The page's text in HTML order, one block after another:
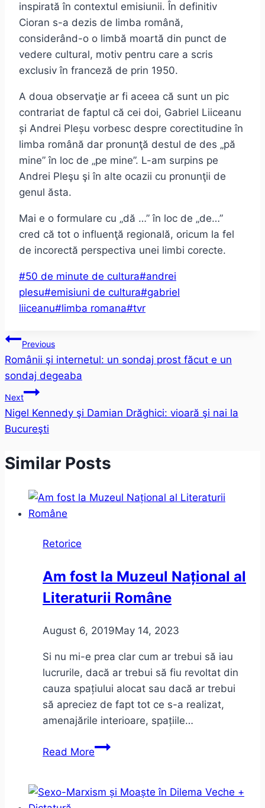
inspirată în contextul emisiunii. În definitiv
Cioran s-a dezis de limba română,
considerând-o o limbă moartă din punct de
vedere cultural, motiv pentru care a scris
exclusiv în franceză de prin 1950.
A doua observaţie ar fi aceea că sunt un pic
contrariat de faptul că cei doi, Gabriel Liiceanu
și Andrei Pleșu vorbesc despre corectitudine în
limba română dar pronunţă destul de des „pă
mine” în loc de „pe mine”. L-am surpins pe
Andrei Pleşu şi în alte ocazii cu pronunţii de
genul ăsta.
Mai e o formulare cu „dă …” în loc de „de…”
cred că tot o influenţă regională, oricum la fel
de incorectă perspectiva unei limbi corecte.
Post
Tags:
#50 de minute de cultura#andrei
plesu#emisiuni de cultura#gabriel
liiceanu#limba romana#tvr
Post
navigation
Previous
Românii şi internetul: un sondaj prost făcut e un
sondaj degeaba
Next
Nigel Kennedy şi Damian Drăghici: vioară şi nai la
Bucureşti
Similar Posts
Retorice
Am fost la Muzeul Național al
Literaturii Române
August 6, 2019May 14, 2023
Si nu mi-e prea clar cum ar trebui să iau
lucrurile, dacă ar trebui să fiu revoltat din
cauza spațiului alocat sau dacă ar trebui
să apreciez de fapt tot ce s-a realizat,
amenajările interioare, spațiile…
Read MoreAm
Muzeul